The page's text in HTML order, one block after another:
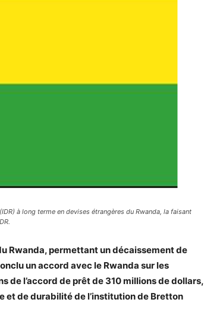
à long terme en devises étrangères du Rwanda, la faisant
Rwanda, permettant un décaissement de
un accord avec le Rwanda sur les
de l’accord de prêt de 310 millions de dollars,
et de durabilité de l’institution de Bretton